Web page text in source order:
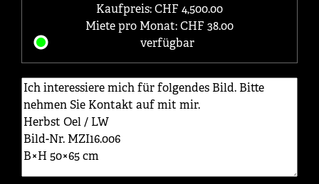
Kaufpreis: CHF 4,500.00
Miete pro Monat: CHF 38.00
verfügbar